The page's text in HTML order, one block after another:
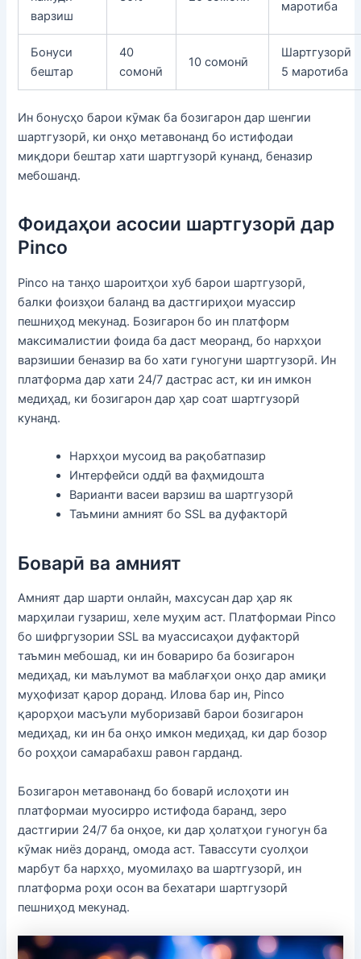
варзиш
маротиба
Бонуси
бештар
40
сомонӣ
10 сомонӣ
Шартгузорӣ
5 маротиба
Ин бонусҳо барои кӯмак ба бозигарон дар шенгии
шартгузорӣ, ки онҳо метавонанд бо истифодаи
миқдори бештар хати шартгузорӣ кунанд, беназир
мебошанд.
Фоидаҳои асосии шартгузорӣ дар
Pinco
Pinco на танҳо шароитҳои хуб барои шартгузорӣ,
балки фоизҳои баланд ва дастгириҳои муассир
пешниҳод мекунад. Бозигарон бо ин платформ
максималистии фоида ба даст меоранд, бо нархҳои
варзишии беназир ва бо хати гуногуни шартгузорӣ. Ин
платформа дар хати 24/7 дастрас аст, ки ин имкон
медиҳад, ки бозигарон дар ҳар соат шартгузорӣ
кунанд.
Нархҳои мусоид ва рақобатпазир
Интерфейси оддӣ ва фаҳмидошта
Варианти васеи варзиш ва шартгузорӣ
Таъмини амният бо SSL ва дуфакторӣ
Боварӣ ва амният
Амният дар шарти онлайн, махсусан дар ҳар як
марҳилаи гузариш, хеле муҳим аст. Платформаи Pinco
бо шифргузории SSL ва муассисаҳои дуфакторӣ
таъмин мебошад, ки ин бовариро ба бозигарон
медиҳад, ки маълумот ва маблағҳои онҳо дар амиқи
муҳофизат қарор доранд. Илова бар ин, Pinco
қарорҳои масъули муборизавӣ барои бозигарон
медиҳад, ки ин ба онҳо имкон медиҳад, ки дар бозор
бо роҳҳои самарабахш равон гарданд.
Бозигарон метавонанд бо боварӣ ислоҳоти ин
платформаи муосирро истифода баранд, зеро
дастгирии 24/7 ба онҳое, ки дар ҳолатҳои гуногун ба
кӯмак ниёз доранд, омода аст. Тавассути суолҳои
марбут ба нархҳо, муомилаҳо ва шартгузорӣ, ин
платформа роҳи осон ва бехатари шартгузорӣ
пешниҳод мекунад.